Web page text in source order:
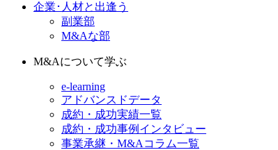
企業･人材と出逢う
副業部
M&Aな部
M&Aについて学ぶ
e-learning
アドバンスドデータ
成約・成功実績一覧
成約・成功事例インタビュー
事業承継・M&Aコラム一覧